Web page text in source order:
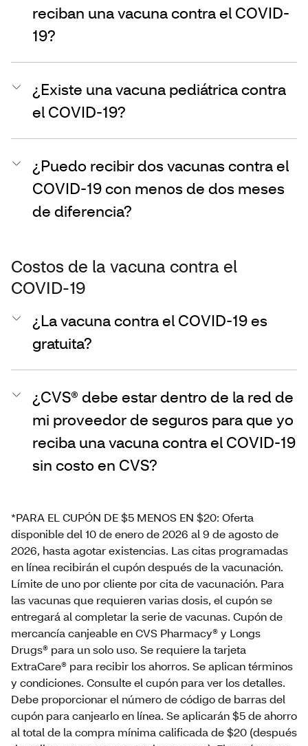
reciban una vacuna contra el COVID-
19?
¿Existe una vacuna pediátrica contra
el COVID-19?
¿Puedo recibir dos vacunas contra el
COVID-19 con menos de dos meses
de diferencia?
Costos de la vacuna contra el
COVID-19
¿La vacuna contra el COVID-19 es
gratuita?
¿CVS® debe estar dentro de la red de
mi proveedor de seguros para que yo
reciba una vacuna contra el COVID-19
sin costo en CVS?
*PARA EL CUPÓN DE $5 MENOS EN $20: Oferta
disponible del 10 de enero de 2026 al 9 de agosto de
2026, hasta agotar existencias. Las citas programadas
en línea recibirán el cupón después de la vacunación.
Límite de uno por cliente por cita de vacunación. Para
las vacunas que requieren varias dosis, el cupón se
entregará al completar la serie de vacunas. Cupón de
mercancía canjeable en CVS Pharmacy® y Longs
Drugs® para un solo uso. Se requiere la tarjeta
ExtraCare® para recibir los ahorros. Se aplican términos
y condiciones. Consulte el cupón para ver los detalles.
Debe proporcionar el número de código de barras del
cupón para canjearlo en línea. Se aplicarán $5 de ahorro
al total de la compra mínima calificada de $20 (después